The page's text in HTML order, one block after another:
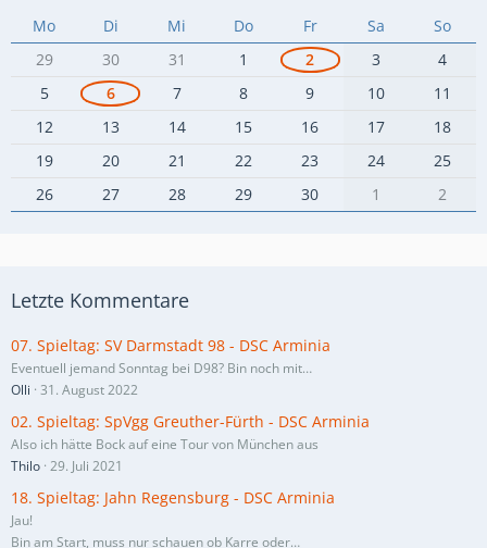
Mo Di Mi Do Fr Sa
So
29
30 31 1 2 3
4
5
6 7 8 9 10
11
12
13 14 15 16 17
18
19
20 21 22 23 24
25
26
27 28 29 30 1 2
Letzte Kommentare
07. Spieltag: SV Darmstadt 98 - DSC Arminia
Eventuell jemand Sonntag bei D98? Bin noch mit…
Olli 31. August 2022
02. Spieltag: SpVgg Greuther-Fürth - DSC Arminia
Also ich hätte Bock auf eine Tour von München aus
Thilo 29. Juli 2021
18. Spieltag: Jahn Regensburg - DSC Arminia
Jau!
Bin am Start, muss nur schauen ob Karre oder…